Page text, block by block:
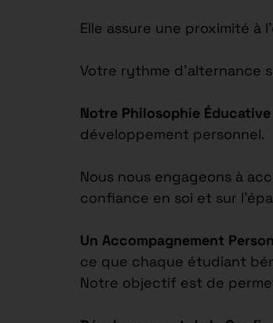
Elle assure une proximité à
Votre rythme d’alternance
Notre Philosophie Éducative
développement personnel.
Nous nous engageons à
confiance en soi et sur
Un Accompagnement
ce que chaque étudiant
Notre objectif est de